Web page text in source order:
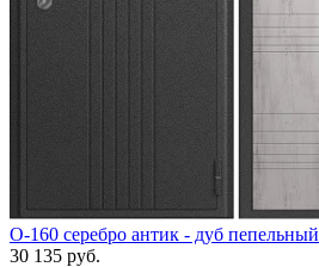
O-160 серебро антик - дуб пепельный
30 135 руб.